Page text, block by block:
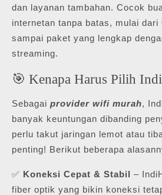
dan layanan tambahan. Cocok
internetan tanpa batas, mulai dari
sampai paket yang lengkap
streaming.
🎯 Kenapa Harus Pilih
Sebagai provider wifi murah,
banyak keuntungan dibanding
perlu takut jaringan lemot atau
penting! Berikut beberapa
✅ Koneksi Cepat & Stabil –
fiber optik yang bikin koneksi